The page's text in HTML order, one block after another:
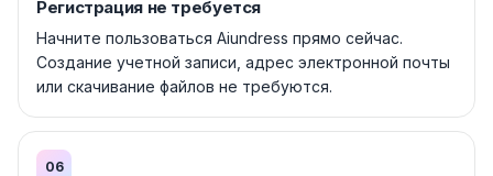
Регистрация не требуется
Начните пользоваться Aiundress прямо сейчас.
Создание учетной записи, адрес электронной почты
или скачивание файлов не требуются.
06